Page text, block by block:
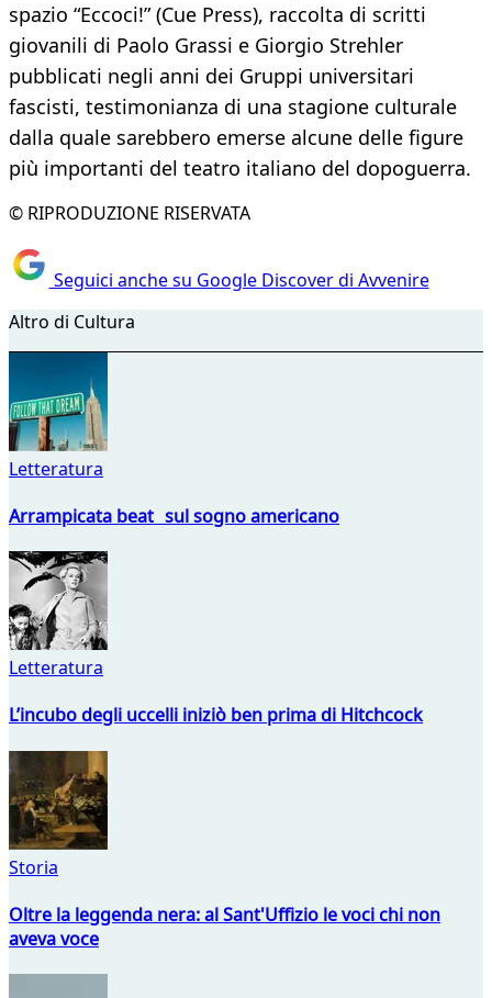
spazio “Eccoci!” (Cue Press), raccolta di scritti
giovanili di Paolo Grassi e Giorgio Strehler
pubblicati negli anni dei Gruppi universitari
fascisti, testimonianza di una stagione culturale
dalla quale sarebbero emerse alcune delle figure
più importanti del teatro italiano del dopoguerra.
© RIPRODUZIONE RISERVATA
Seguici anche su Google Discover di Avvenire
Altro di Cultura
Letteratura
Arrampicata beat sul sogno americano
Letteratura
L’incubo degli uccelli iniziò ben prima di Hitchcock
Storia
Oltre la leggenda nera: al Sant'Uffizio le voci chi non
aveva voce